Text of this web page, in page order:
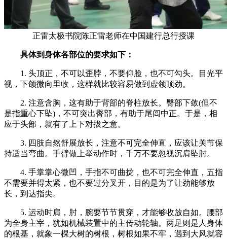
正雷太极书院陈正雷老师在中国建行总行授课
具体到身体各部位的要求如下：
1. 头顶正，不可以歪脖，不要仰脸，也不可勾头。目光平
视，下颌微向里收，这样就比较容易做到虚领顶劲。
2. 注意含胸，这有助于背部的脊柱放长。臀部下敛(但不
是指重心下坠)，不可突出臀部，有助于尾闾中正。于是，相
应于头部，就有了上下对拔之意。
3. 四肢自然舒展放长，注意不可完全伸直，应该让关节保
持适当弯曲。手臂做上举动作时，千万不要忽视沉肩坠肘。
4. 手掌掌心微凹，手指不可曲拢，也不可完全伸直，五指
不需要并得太紧，也不要过分叉开，目的是为了让劲能够放
长，到达指尖。
5. 运动时肩，肘，腕要节节贯穿，才能够收放自如。腰部
为全身主宰，犹如机械装置中的主传动轮轴。两足则是人身体
的根基，就象一棵大树的树根，树根如果不牢，遇到大风就容